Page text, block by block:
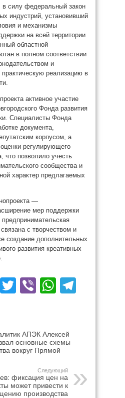
в силу федеральный закон
индустрий, установивший
и механизмы
на всей территории
областной
в полном соответствии
и
практическую реализацию в
активное участие
Фонда развития
Специалисты Фонда
документа,
корпусом, а
регулирующего
что позволило учесть
сообщества и
характер предлагаемых
—
мер поддержки
с творчеством и
создание дополнительных
развития креативных
Odnoklassniki
Twitter
Viber
АПЭК Алексей
основные схемы
вокруг Прямой
Следующий
фиксация цен на
может привести к
производства